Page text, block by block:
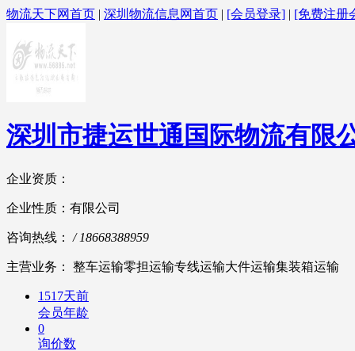
物流天下网首页 | 深圳物流信息网首页 | [会员登录] | [免费注册
深圳市捷运世通国际物流有限
企业资质：
企业性质：有限公司
咨询热线： / 18668388959
主营业务： 整车运输零担运输专线运输大件运输集装箱运输
1517天前
会员年龄
0
询价数